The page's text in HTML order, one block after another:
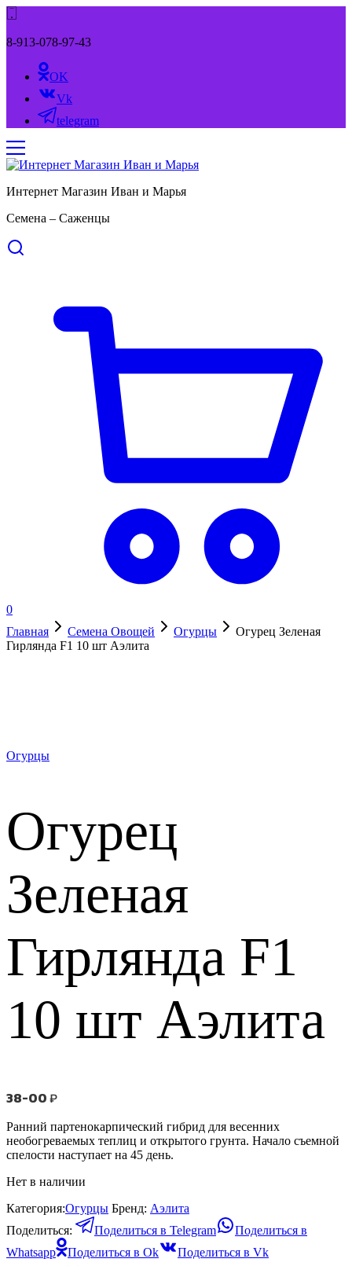
8-913-078-97-43
OK
Vk
telegram
Интернет Магазин Иван и Марья
Семена – Саженцы
0
Главная
Семена Овощей Огурцы
Огурец Зеленая
Гирлянда F1 10 шт Аэлита
Огурцы
Огурец
Зеленая
Гирлянда F1
10 шт Аэлита
38-00₽
Ранний партенокарпический гибрид для весенних
необогреваемых теплиц и открытого грунта. Начало съемной
спелости наступает на 45 день.
Нет в наличии
Категория:Огурцы Бренд: Аэлита
Поделиться:
Поделиться в Telegram
Поделиться в
Whatsapp
Поделиться в Ok
Поделиться в Vk